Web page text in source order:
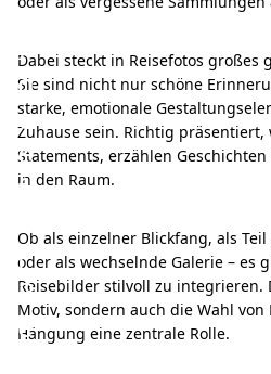
n
I
d
e
e
f
r
R
e
Dabei steckt in Reisefotos großes
Sie sind nicht nur schöne
starke, emotionale
Zuhause sein. Richtig
Statements, erzählen
in den Raum.
Ob als einzelner Blickfang, als
oder als wechselnde Galerie – es
Reisebilder stilvoll zu integrieren.
Motiv, sondern auch die Wahl
Hängung eine zentrale Rolle.